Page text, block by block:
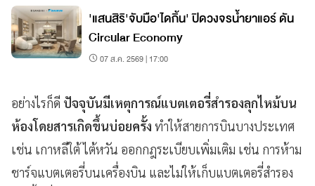
'แสนสิริ'จับมือ'ไดกิ้น' ปิดวงจรน้ำยาแอร์ ดัน
Circular Economy
07 ส.ค. 2569 | 17:00
อย่างไรก็ดี ปัจจุบันมีเหตุการณ์แบตเตอรี่สำรองลุกไหม้บน
ห้องโดยสารเกิดขึ้นบ่อยครั้ง ทำให้สายการบินบางประเทศ
เช่น เกาหลีใต้ ไต้หวัน ออกกฎระเบียบเพิ่มเติม เช่น การห้าม
ชาร์จแบตเตอรี่บนเครื่องบิน และไม่ให้เก็บแบตเตอรี่สำรอง